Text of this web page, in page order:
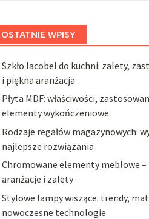
OSTATNIE WPISY
Szkło lacobel do kuchni: zalety,
i piękna aranżacja
Płyta MDF: właściwości,
elementy wykończeniowe
Rodzaje regałów magazynowych:
najlepsze rozwiązania
Chromowane elementy meblowe –
aranżacje i zalety
Stylowe lampy wiszące: trendy,
nowoczesne technologie